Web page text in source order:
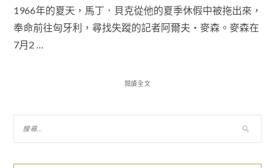
1966年的夏天，馬丁．貝克從他的夏季休假中被拖出來，
奉命前往匈牙利，尋找失蹤的記者阿爾夫・麥森。麥森在
7月2 …
閱讀全文